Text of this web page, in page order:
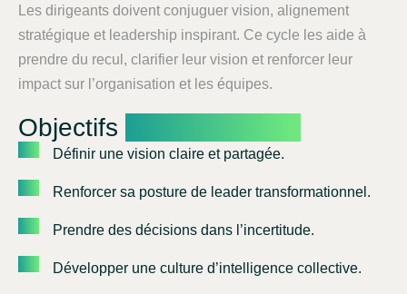
Les dirigeants doivent conjuguer vision, alignement
stratégique et leadership inspirant. Ce cycle les aide à
prendre du recul, clarifier leur vision et renforcer leur
impact sur l’organisation et les équipes.
Objectifs
Définir une vision claire et partagée.
Renforcer sa posture de leader transformationnel.
Prendre des décisions dans l’incertitude.
Développer une culture d’intelligence collective.